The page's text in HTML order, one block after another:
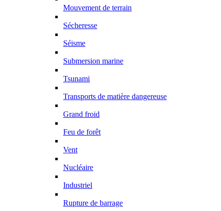
Mouvement de terrain
Sécheresse
Séisme
Submersion marine
Tsunami
Transports de matière dangereuse
Grand froid
Feu de forêt
Vent
Nucléaire
Industriel
Rupture de barrage